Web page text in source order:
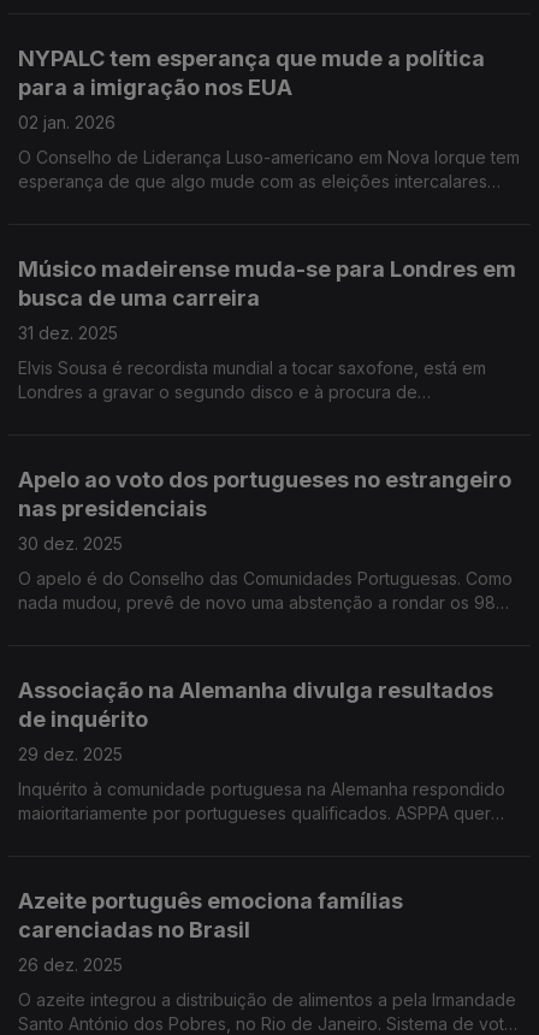
NYPALC tem esperança que mude a política
para a imigração nos EUA
02 jan. 2026
O Conselho de Liderança Luso-americano em Nova Iorque tem
esperança de que algo mude com as eleições intercalares
Músico madeirense muda-se para Londres em
busca de uma carreira
31 dez. 2025
Elvis Sousa é recordista mundial a tocar saxofone, está em
Londres a gravar o segundo disco e à procura de
Apelo ao voto dos portugueses no estrangeiro
nas presidenciais
30 dez. 2025
O apelo é do Conselho das Comunidades Portuguesas. Como
nada mudou, prevê de novo uma abstenção a rondar os 98
Associação na Alemanha divulga resultados
de inquérito
29 dez. 2025
Inquérito à comunidade portuguesa na Alemanha respondido
maioritariamente por portugueses qualificados. ASPPA quer
Azeite português emociona famílias
carenciadas no Brasil
26 dez. 2025
O azeite integrou a distribuição de alimentos a pela Irmandade
Santo António dos Pobres, no Rio de Janeiro. Sistema de voto